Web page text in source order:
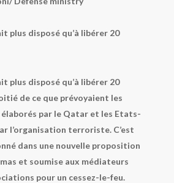
plus disposé qu’à libérer 20
plus disposé qu’à libérer 20
de ce que prévoyaient les
par le Qatar et les Etats-
l’organisation terroriste. C’est
dans une nouvelle proposition
et soumise aux médiateurs
pour un cessez-le-feu.